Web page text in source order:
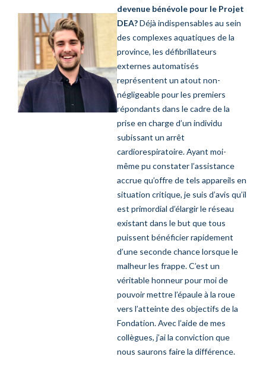
devenue bénévole pour le Projet
DEA?Déjà indispensables au sein
des complexes aquatiques de la
province, les défibrillateurs
externes automatisés
représentent un atout non-
négligeable pour les premiers
répondants dans le cadre de la
prise en charge d’un individu
subissant un arrêt
cardiorespiratoire. Ayant moi-
même pu constater l’assistance
accrue qu’offre de tels appareils en
situation critique, je suis d’avis qu’il
est primordial d’élargir le réseau
existant dans le but que tous
puissent bénéficier rapidement
d’une seconde chance lorsque le
malheur les frappe. C’est un
véritable honneur pour moi de
pouvoir mettre l’épaule à la roue
vers l’atteinte des objectifs de la
Fondation. Avec l’aide de mes
collègues, j’ai la conviction que
nous saurons faire la différence.